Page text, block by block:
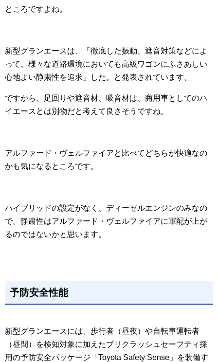
ところですよね。
新型グランエースは、「徹底した振動、遮音対策などによ
って、様々な道路環境においても高級ワゴンにふさあしい
心地よい静粛性を追求」した。と発表されています。
ですから、足回りや遮音材、吸音材は、商用車としてのハ
イエースとは別物だと考えて良さそうですね。
アルファード・ヴェルファイアと比べてどちらが快適なの
かも気になるところです。
ハイブリッドの設定がなく、ディーゼルエンジンのみなの
で、静粛性はアルファード・ヴェルファイアに軍配が上が
るのではないかと思います。
予防安全性能
新型グランエースには、歩行者（昼夜）や自転車運転者
（昼間）を検知対象に加えたプリクラッシュセーフティ採
用の予防安全パッケージ「Toyota Safety Sense」を装備す